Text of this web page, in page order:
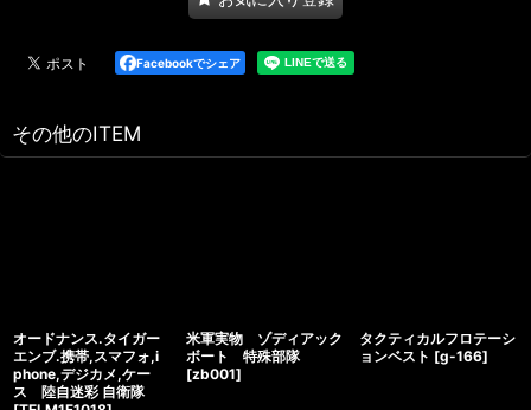
Facebookでシェア
その他のITEM
オードナンス.タイガー
エンブ.携帯,スマフォ,i
phone,デジカメ,ケー
ス 陸自迷彩 自衛隊
米軍実物 ゾディアック
ボート 特殊部隊
[zb001]
タクティカルフロテーシ
ョンベスト [g-166]